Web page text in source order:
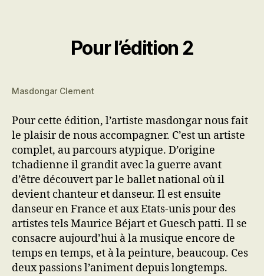
Pour l’édition 2
Masdongar Clement
Pour cette édition, l’artiste masdongar nous fait
le plaisir de nous accompagner. C’est un artiste
complet, au parcours atypique. D’origine
tchadienne il grandit avec la guerre avant
d’être découvert par le ballet national où il
devient chanteur et danseur. Il est ensuite
danseur en France et aux Etats-unis pour des
artistes tels Maurice Béjart et Guesch patti. Il se
consacre aujourd’hui à la musique encore de
temps en temps, et à la peinture, beaucoup. Ces
deux passions l’animent depuis longtemps.